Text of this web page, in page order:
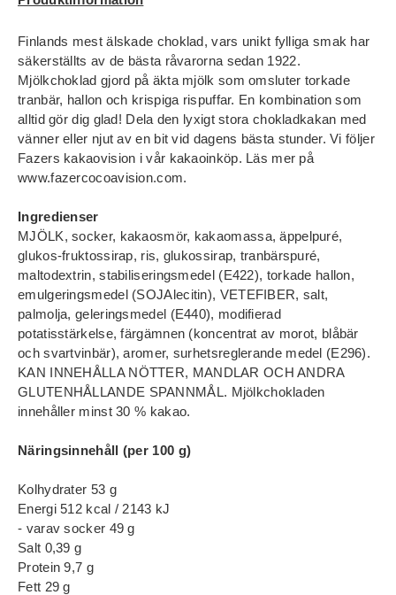
Finlands mest älskade choklad, vars unikt fylliga smak har
säkerställts av de bästa råvarorna sedan 1922.
Mjölkchoklad gjord på äkta mjölk som omsluter torkade
tranbär, hallon och krispiga rispuffar. En kombination som
alltid gör dig glad! Dela den lyxigt stora chokladkakan med
vänner eller njut av en bit vid dagens bästa stunder. Vi följer
Fazers kakaovision i vår kakaoinköp. Läs mer på
www.fazercocoavision.com.
Ingredienser
MJÖLK, socker, kakaosmör, kakaomassa, äppelpuré,
glukos-fruktossirap, ris, glukossirap, tranbärspuré,
maltodextrin, stabiliseringsmedel (E422), torkade hallon,
emulgeringsmedel (SOJAlecitin), VETEFIBER, salt,
palmolja, geleringsmedel (E440), modifierad
potatisstärkelse, färgämnen (koncentrat av morot, blåbär
och svartvinbär), aromer, surhetsreglerande medel (E296).
KAN INNEHÅLLA NÖTTER, MANDLAR OCH ANDRA
GLUTENHÅLLANDE SPANNMÅL. Mjölkchokladen
innehåller minst 30 % kakao.
Näringsinnehåll (per 100 g)
Kolhydrater 53 g
Energi 512 kcal / 2143 kJ
- varav socker 49 g
Salt 0,39 g
Protein 9,7 g
Fett 29 g